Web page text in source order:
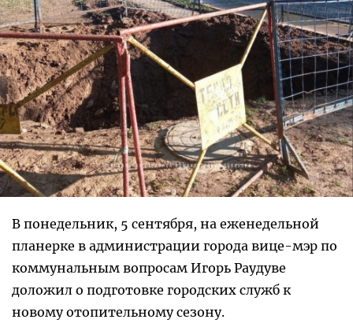
В понедельник, 5 сентября, на еженедельной
планерке в администрации города вице-мэр по
коммунальным вопросам Игорь Раудуве
доложил о подготовке городских служб к
новому отопительному сезону.